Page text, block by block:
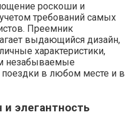
роскоши и
требований самых
Преемник
выдающийся дизайн,
характеристики,
незабываемые
в любом месте и в
элегантность